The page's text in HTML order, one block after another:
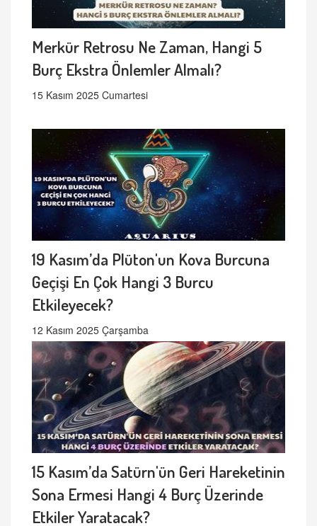
Merkür Retrosu Ne Zaman, Hangi 5
Burç Ekstra Önlemler Almalı?
15 Kasım 2025 Cumartesi
19 Kasım’da Plüton'un Kova Burcuna
Geçişi En Çok Hangi 3 Burcu
Etkileyecek?
12 Kasım 2025 Çarşamba
15 Kasım’da Satürn'ün Geri Hareketinin
Sona Ermesi Hangi 4 Burç Üzerinde
Etkiler Yaratacak?